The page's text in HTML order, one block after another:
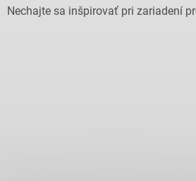
Nechajte sa inšpirovať pri zariadení